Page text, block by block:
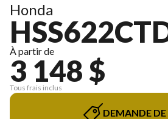
Honda
À partir de
3 148 $
Tous frais inclus
DEMANDE DE